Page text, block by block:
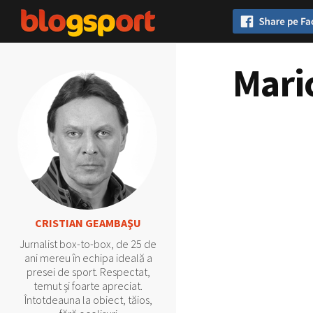
CRISTIAN GEAMBAŞU
Jurnalist box-to-box, de 25 de
ani mereu în echipa ideală a
presei de sport. Respectat,
temut și foarte apreciat.
Întotdeauna la obiect, tăios,